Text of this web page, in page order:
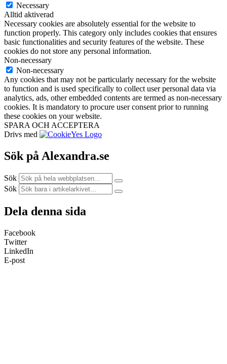
Necessary
Alltid aktiverad
Necessary cookies are absolutely essential for the website to
function properly. This category only includes cookies that ensures
basic functionalities and security features of the website. These
cookies do not store any personal information.
Non-necessary
Non-necessary
Any cookies that may not be particularly necessary for the website
to function and is used specifically to collect user personal data via
analytics, ads, other embedded contents are termed as non-necessary
cookies. It is mandatory to procure user consent prior to running
these cookies on your website.
SPARA OCH ACCEPTERA
Drivs med
Sök på Alexandra.se
Sök
Sök
Dela denna sida
Facebook
Twitter
LinkedIn
E-post